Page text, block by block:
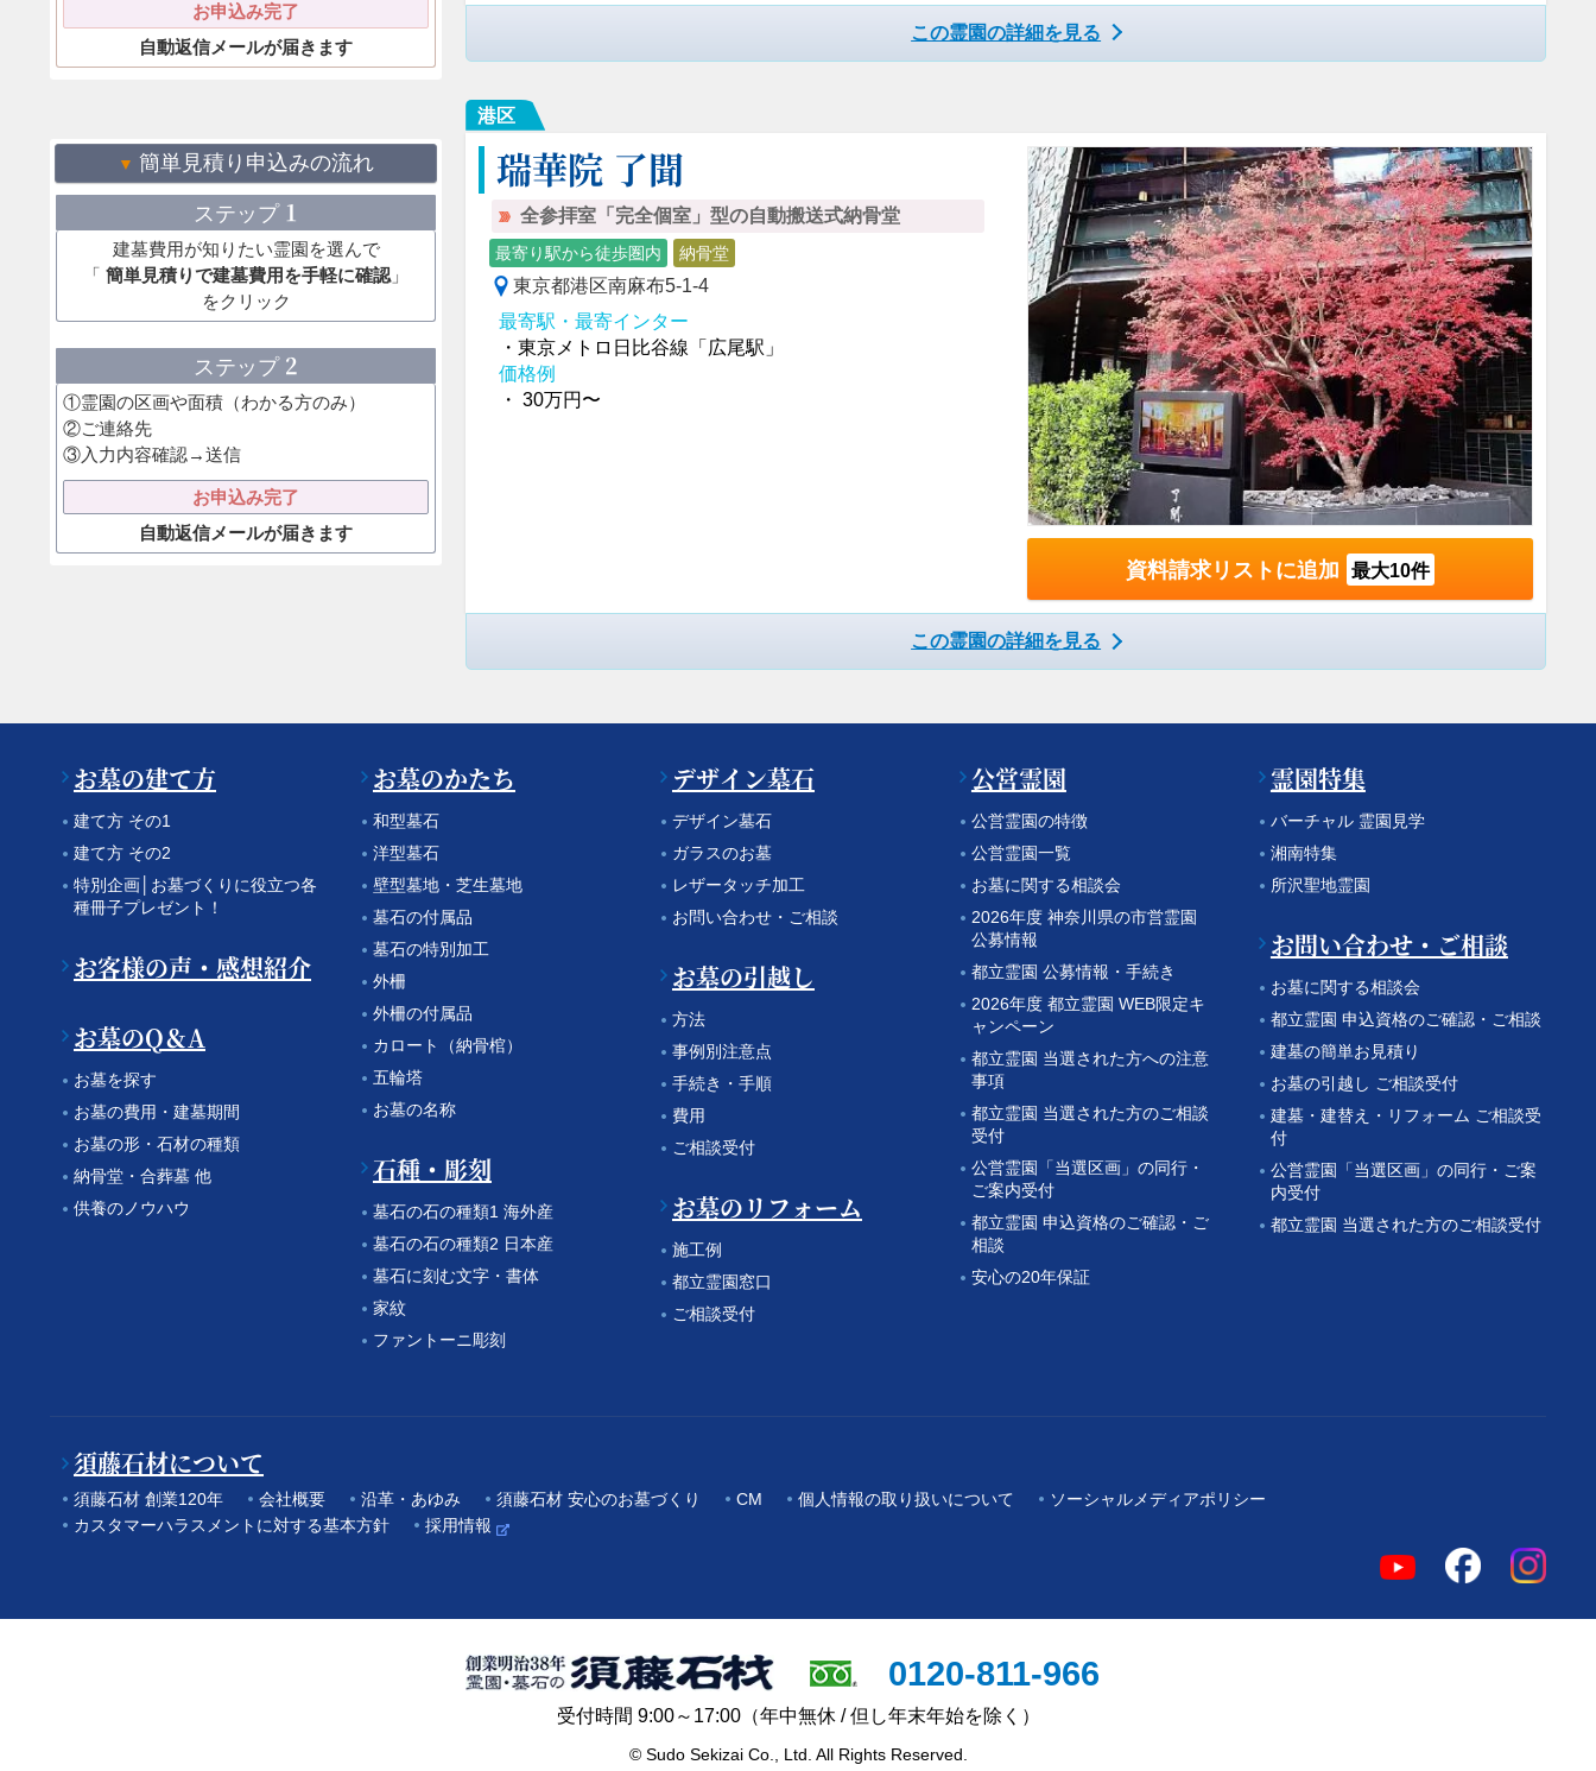
お申込み完了
自動返信メールが届きます
簡単見積り申込みの流れ
ステップ 1
建墓費用が知りたい霊園を選んで
「簡単見積りで建墓費用を手軽に確認 」
をクリック
ステップ 2
①霊園の区画や面積（わかる方のみ）
②ご連絡先
③入力内容確認→送信
お申込み完了
自動返信メールが届きます
この霊園の詳細を見る
港区
瑞華院 了聞
全参拝室「完全個室」型の自動搬送式納骨堂
最寄り駅から徒歩圏内 納骨堂
東京都港区南麻布5-1-4
最寄駅・最寄インター
・東京メトロ日比谷線「広尾駅」
価格例
・ 30万円〜
資料請求リストに追加 最大10件
この霊園の詳細を見る
お墓の建て方
建て方 その1
建て方 その2
特別企画│お墓づくりに役立つ各
種冊子プレゼント！
お客様の声・感想紹介
お墓のQ＆A
お墓を探す
お墓の費用・建墓期間
お墓の形・石材の種類
納骨堂・合葬墓 他
供養のノウハウ
お墓のかたち
和型墓石
洋型墓石
壁型墓地・芝生墓地
墓石の付属品
墓石の特別加工
外柵
外柵の付属品
カロート（納骨棺）
五輪塔
お墓の名称
石種・彫刻
墓石の石の種類1 海外産
墓石の石の種類2 日本産
墓石に刻む文字・書体
家紋
ファントーニ彫刻
デザイン墓石
デザイン墓石
ガラスのお墓
レザータッチ加工
お問い合わせ・ご相談
お墓の引越し
方法
事例別注意点
手続き・手順
費用
ご相談受付
お墓のリフォーム
施工例
都立霊園窓口
ご相談受付
公営霊園
公営霊園の特徴
公営霊園一覧
お墓に関する相談会
2026年度 神奈川県の市営霊園
公募情報
都立霊園 公募情報・手続き
2026年度 都立霊園 WEB限定キ
ャンペーン
都立霊園 当選された方への注意
事項
都立霊園 当選された方のご相談
受付
公営霊園「当選区画」の同行・
ご案内受付
都立霊園 申込資格のご確認・ご
相談
安心の20年保証
霊園特集
バーチャル 霊園見学
湘南特集
所沢聖地霊園
お問い合わせ・ご相談
お墓に関する相談会
都立霊園 申込資格のご確認・ご相談
建墓の簡単お見積り
お墓の引越し ご相談受付
建墓・建替え・リフォーム ご相談受
付
公営霊園「当選区画」の同行・ご案
内受付
都立霊園 当選された方のご相談受付
須藤石材について
須藤石材 創業120年 会社概要 沿革・あゆみ 須藤石材 安心のお墓づくり CM 個人情報の取り扱いについて
ソーシャルメディアポリシー
カスタマーハラスメントに対する基本方針
採用情報
0120-811-966
受付時間 9:00～17:00（年中無休 / 但し年末年始を除く）
© Sudo Sekizai Co., Ltd. All Rights Reserved.